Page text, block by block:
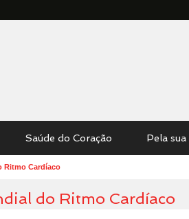
Saúde do Coração Pela sua
Ritmo Cardíaco
do Ritmo Cardíaco